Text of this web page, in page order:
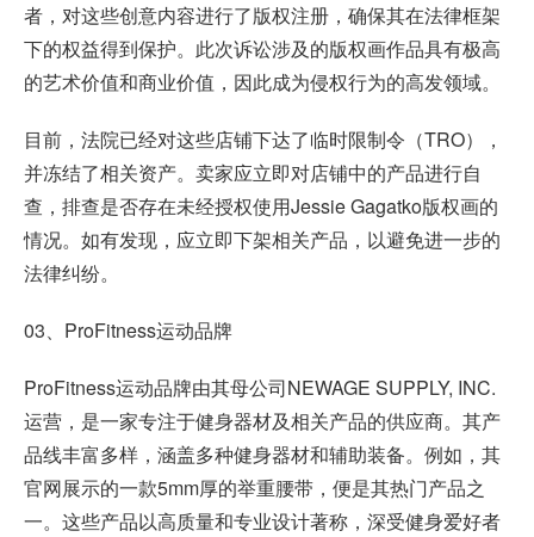
者，对这些创意内容进行了版权注册，确保其在法律框架
下的权益得到保护。此次诉讼涉及的版权画作品具有极高
的艺术价值和商业价值，因此成为侵权行为的高发领域。
目前，法院已经对这些店铺下达了临时限制令（TRO），
并冻结了相关资产。卖家应立即对店铺中的产品进行自
查，排查是否存在未经授权使用Jessie Gagatko版权画的
情况。如有发现，应立即下架相关产品，以避免进一步的
法律纠纷。
03、ProFitness运动品牌
ProFitness运动品牌由其母公司NEWAGE SUPPLY, INC.
运营，是一家专注于健身器材及相关产品的供应商。其产
品线丰富多样，涵盖多种健身器材和辅助装备。例如，其
官网展示的一款5mm厚的举重腰带，便是其热门产品之
一。这些产品以高质量和专业设计著称，深受健身爱好者